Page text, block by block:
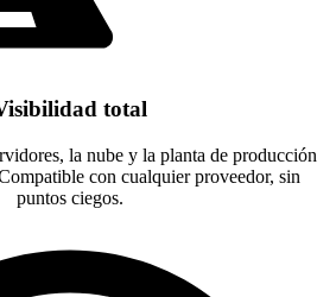
total
la nube y la planta de producción
con cualquier proveedor, sin
puntos ciegos.